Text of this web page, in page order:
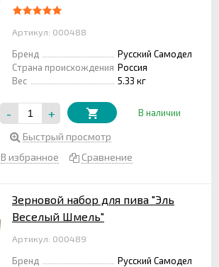
Артикул: 000488
Бренд
Русский Самодел
Страна происхождения Россия
Вес
5.33 кг
- + В наличии
Быстрый просмотр
В избранное
Сравнение
Зерновой набор для пива "Эль
Веселый Шмель"
Артикул: 000489
Бренд
Русский Самодел